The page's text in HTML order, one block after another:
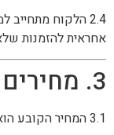
2.4 הלקוח
אחראית להזמנות
3. מחירים
3.1 המחיר הקובע הוא המחיר בעת השלמת ההזמנה.